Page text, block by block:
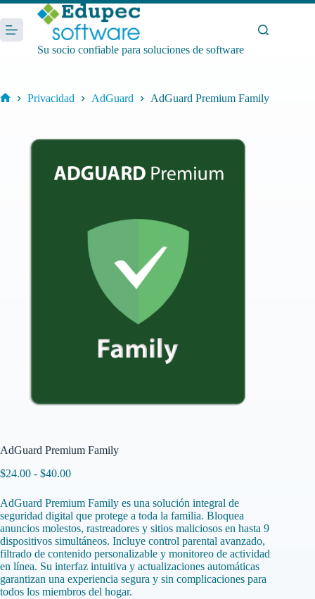
Saltar
al
contenido
Su socio confiable para soluciones de software
Privacidad AdGuard AdGuard Premium Family
AdGuard Premium Family
$24.00 - $40.00Rango
precios:
desde
$24.00
hasta
$40.00
AdGuard Premium Family es una solución integral de
seguridad digital que protege a toda la familia. Bloquea
anuncios molestos, rastreadores y sitios maliciosos en hasta 9
dispositivos simultáneos. Incluye control parental avanzado,
filtrado de contenido personalizable y monitoreo de actividad
en línea. Su interfaz intuitiva y actualizaciones automáticas
garantizan una experiencia segura y sin complicaciones para
todos los miembros del hogar.